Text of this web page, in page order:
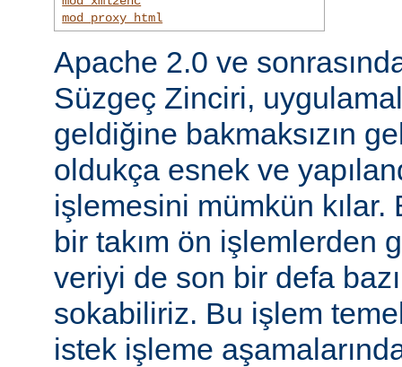
mod_proxy_html
Apache 2.0 ve
Süzgeç Zinciri,
geldiğine bakmaksızın
oldukça esnek ve
işlemesini mümkün
bir takım ön işlemlerden
veriyi de son bir defa
sokabiliriz. Bu işlem
istek işleme